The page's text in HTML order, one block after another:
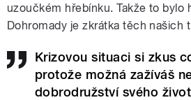
uzoučkém hřebínku. Takže to bylo
Dohromady je zkrátka těch našich
Krizovou situaci si zkus
protože možná zažíváš
dobrodružství svého